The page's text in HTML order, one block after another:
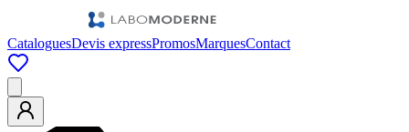
CataloguesDevis expressPromosMarquesContact